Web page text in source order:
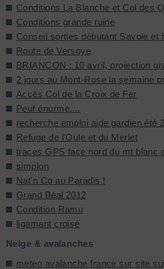
Conditions La Blanche et Col des
Conditions grande ruine
Conseil sorties débutant Savoie et
Route de Versoye
BRIANCON : 10 avril, projection
2 jours au Mont-Rose la semaine
Accès Col de la Croix de Fer
Peuf énorme....
recherche emploi aide gardien été
Refuge de l'Oule et du Merlet
traces GPS face nord du mt blanc
simplon
Nat'n Co au Paradis !
Grand Béal 2012
Condition Ramu
ligamant croisé
Neige & avalanches
meteo avalanche france sur site